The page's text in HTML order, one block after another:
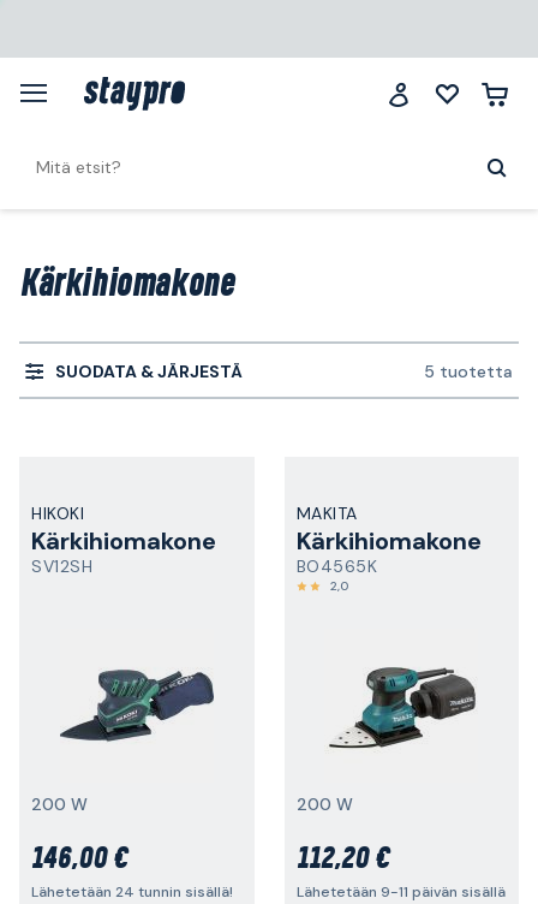
Kärkihiomakone
SUODATA & JÄRJESTÄ 5 tuotetta
HIKOKI
Kärkihiomakone
SV12SH
200 W
146,00 €
Lähetetään 24 tunnin sisällä!
MAKITA
Kärkihiomakone
BO4565K
2,0
200 W
112,20 €
Lähetetään 9-11 päivän sisällä